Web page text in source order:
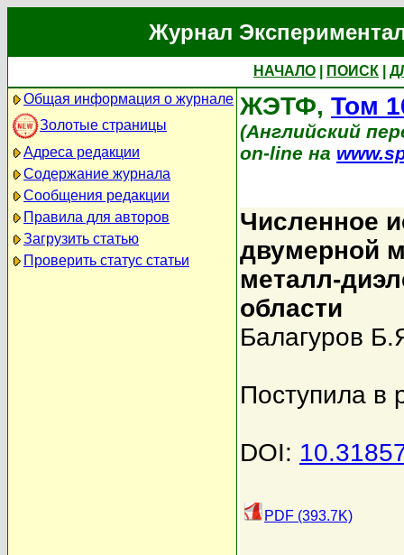
Журнал
НАЧАЛО ПОИСК
Общая информация о журнале
Золотые страницы
Адреса редакции
Содержание журнала
Сообщения редакции
Правила для авторов
Загрузить статью
Проверить статус статьи
ЖЭТФ, Том
(Английский
on-line на
Численное
двумерной
металл-
области
Балагуров
Поступила в
DOI:
PDF (393.7K)